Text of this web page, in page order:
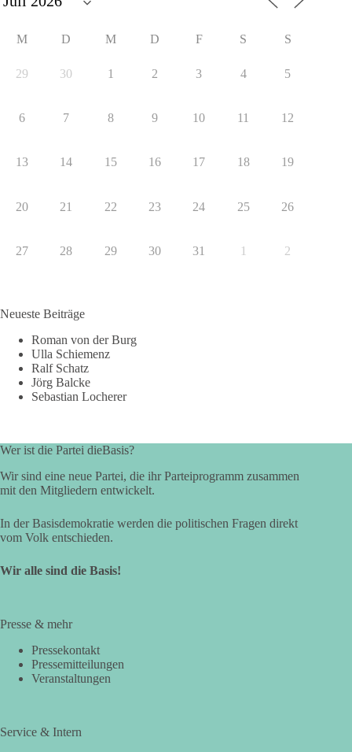
M D M D F S S
29 30 1 2 3 4 5
6 7 8 9 10 11 12
13 14 15 16 17 18 19
20 21 22 23 24 25 26
27 28 29 30 31 1 2
Neueste Beiträge
Roman von der Burg
Ulla Schiemenz
Ralf Schatz
Jörg Balcke
Sebastian Locherer
Wer ist die Partei dieBasis?
Wir sind eine neue Partei, die ihr Parteiprogramm zusammen
mit den Mitgliedern entwickelt.
In der Basisdemokratie werden die politischen Fragen direkt
vom Volk entschieden.
Wir alle sind die Basis!
Presse & mehr
Pressekontakt
Pressemitteilungen
Veranstaltungen
Service & Intern